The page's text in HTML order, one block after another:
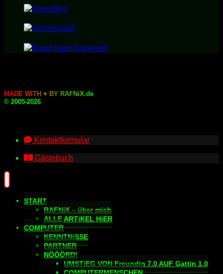
MADE W TH ♥ BY RAFN iX.de
© 2005-2026
Kontaktformular
Gästebuch
START
RAFNiX – über mich
ALLE ARTiKEL HiER
COMPUTER
KENNTNiSSE
PARTNER
NÖÖÖRD!
UMSTiEG VON Freundin 7.0 AUF Gattin 1.0
COMPUTERMENSCHEN